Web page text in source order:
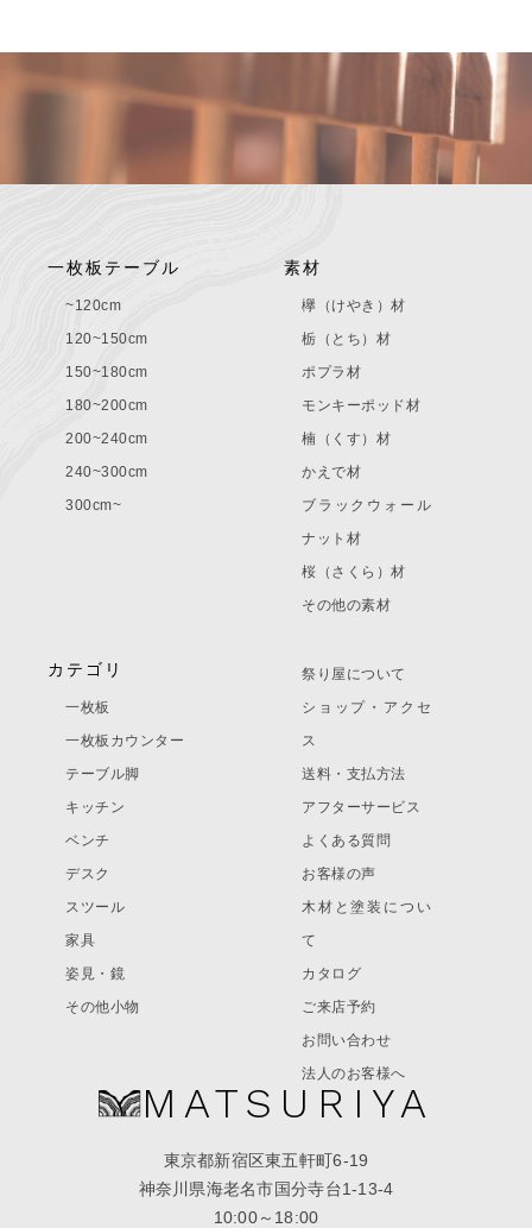
MATSURIYA
東京都新宿区東五軒町6-19
神奈川県海老名市国分寺台1-13-4
10:00～18:00
一枚板テーブル
~120cm
120~150cm
150~180cm
180~200cm
200~240cm
240~300cm
300cm~
素材
欅（けやき）材
栃（とち）材
ポプラ材
モンキーポッド材
楠（くす）材
かえで材
ブラックウォール
ナット材
桜（さくら）材
その他の素材
カテゴリ
一枚板
一枚板カウンター
テーブル脚
キッチン
ベンチ
デスク
スツール
家具
姿見・鏡
その他小物
祭り屋について
ショップ・アクセ
ス
送料・支払方法
アフターサービス
よくある質問
お客様の声
木材と塗装につい
て
カタログ
ご来店予約
お問い合わせ
法人のお客様へ